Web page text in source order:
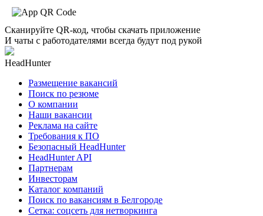
Сканируйте QR-код, чтобы скачать приложение
И чаты с работодателями всегда будут под рукой
HeadHunter
Размещение вакансий
Поиск по резюме
О компании
Наши вакансии
Реклама на сайте
Требования к ПО
Безопасный HeadHunter
HeadHunter API
Партнерам
Инвесторам
Каталог компаний
Поиск по вакансиям в Белгороде
Сетка: соцсеть для нетворкинга